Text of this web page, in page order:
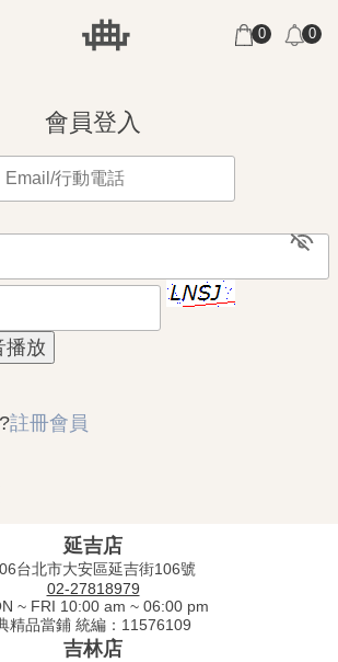
0 0
會員登入
註冊會員
延吉店
台北市大安區延吉街106號
02-27818979
~ FRI 10:00 am ~ 06:00 pm
精品當鋪 統編：11576109
吉林店